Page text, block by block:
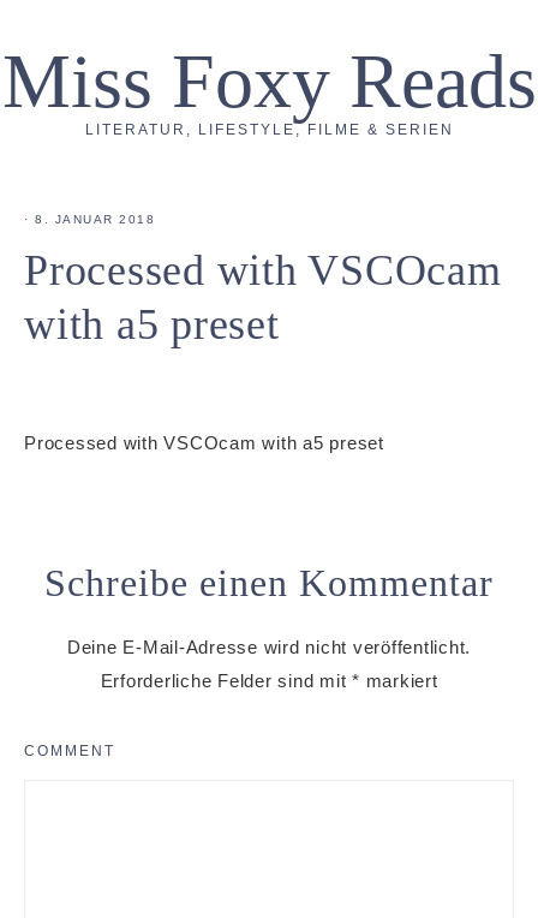
Miss Foxy Reads
LITERATUR, LIFESTYLE, FILME & SERIEN
· 8. JANUAR 2018
Processed with VSCOcam
with a5 preset
Processed with VSCOcam with a5 preset
Schreibe einen Kommentar
Deine E-Mail-Adresse wird nicht veröffentlicht.
Erforderliche Felder sind mit * markiert
COMMENT